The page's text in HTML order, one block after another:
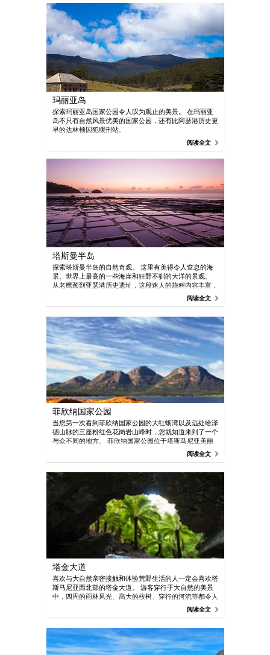
玛丽亚岛
探索玛丽亚岛国家公园令人叹为观止的美景。 在玛丽亚
岛不只有自然风景优美的国家公园，还有比阿瑟港历史更
早的达林顿囚犯缓刑站。
阅读全文
塔斯曼半岛
探索塔斯曼半岛的自然奇观。 这里有美得令人窒息的海
景、世界上最高的一些海崖和狂野不驯的大洋的景观。
从老鹰颈到亚瑟港历史遗址，这段迷人的旅程内容丰富，
令人难忘：听囚犯的历史故事、观赏自然美景、体验惊险
刺激的冒险活动、与大海和野生动物不期而遇，还有美酒
阅读全文
菲欣纳国家公园
当您第一次看到菲欣纳国家公园的大牡蛎湾以及远处哈泽
德山脉的三座粉红色花岗岩山峰时，您就知道来到了一个
与众不同的地方。 菲欣纳国家公园位于塔斯马尼亚美丽
的东海岸，占据了菲欣纳半岛的大部分。 这个 10,000 公
顷的公园拥有奇丽无比的自然资源，包括俯视半岛的哈泽
萄酒杯湾。 这里也是一个野生动物栖息地，生活着塔斯
马尼亚沙袋鼠、白胸海雕和红颈小袋鼠。 公园里长长短
短的步道通向僻静的海湾、干净的海滩和鸟儿成群结队的
阅读全文
塔金大道
喜欢与大自然亲密接触和体验荒野生活的人一定会喜欢塔
斯马尼亚西北部的塔金大道。 游客穿行于大自然的美景
中，四周的雨林风光、高大的桉树、穿行的河流等都令人
心旷神怡。 构成环路的是一个令人惊叹的天然地质结
阅读全文